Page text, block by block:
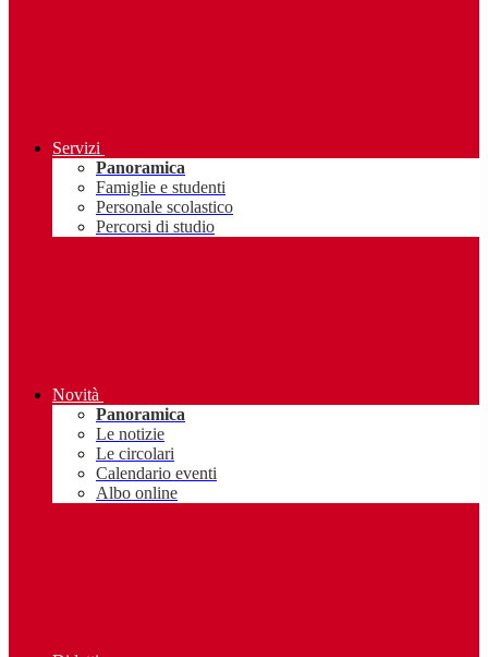
Servizi
Panoramica
Famiglie e studenti
Personale scolastico
Percorsi di studio
Novità
Panoramica
Le notizie
Le circolari
Calendario eventi
Albo online